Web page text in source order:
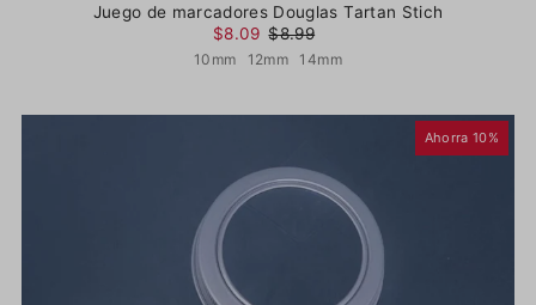
Juego de marcadores Douglas Tartan Stich
$8.09 $8.99
10mm 12mm 14mm
Ahorra 10%